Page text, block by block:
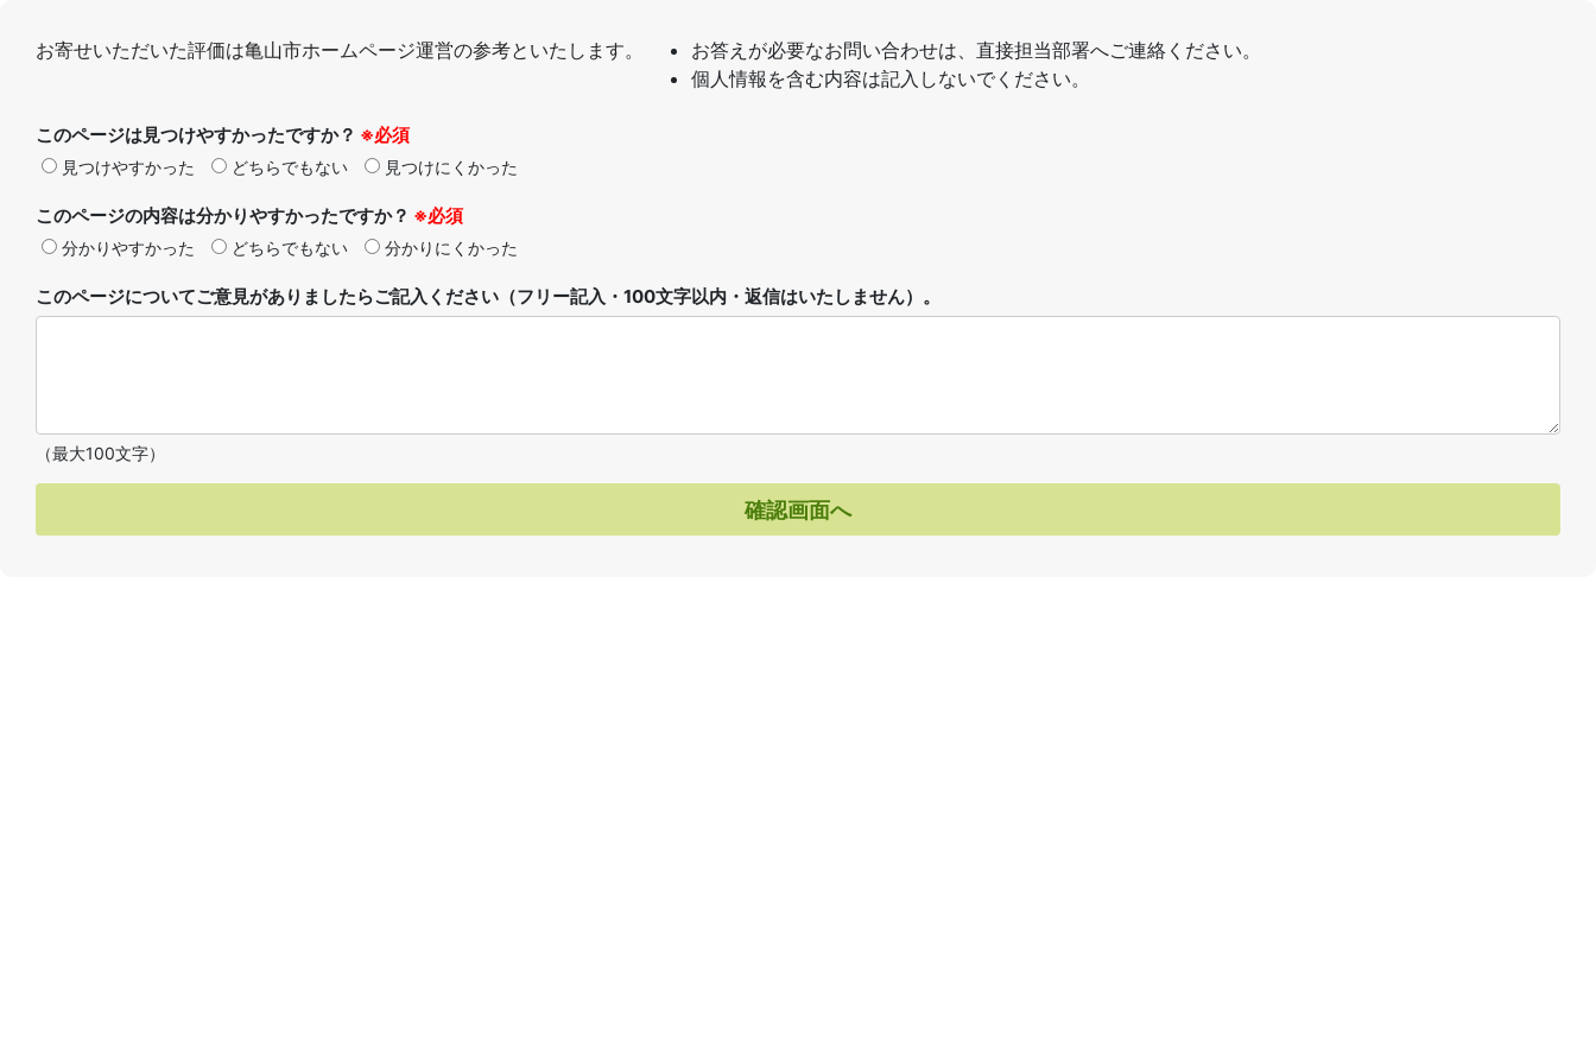
お寄せいただいた評価は亀山市ホームページ運営の参考といたします。
お答えが必要なお問い合わせは、直接担当部署へご連絡ください。
個人情報を含む内容は記入しないでください。
このページは見つけやすかったですか？ ※必須
見つけやすかった どちらでもない 見つけにくかった
このページの内容は分かりやすかったですか？ ※必須
分かりやすかった どちらでもない 分かりにくかった
このページについてご意見がありましたらご記入ください（フリー記入・100文字以内・返信はいたしません）。
（最大100文字）